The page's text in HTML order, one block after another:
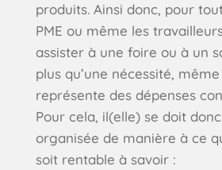
produits. Ainsi donc, pour
PME ou même les
assister à une foire ou à un
plus qu’une nécessité,
représente des dépenses
Pour cela, il(elle) se doit
organisée de manière à ce
soit rentable à savoir :